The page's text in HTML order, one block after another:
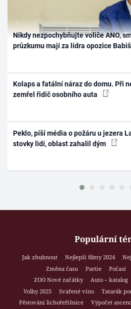
Nikdy nezpochybňujte voliče ANO,
průzkumu mají za lídra opozice
Kolaps a fatální náraz do domu. Při
zemřel řidič osobního auta
Peklo, píší média o požáru u jezera
stovky lidí, oblast zahalil dým
Populární
Jak zhubnout Nejlepší filmy 2024
Změna času
Partie Počasí
ZOO Nové začátky
Auto – katalog
Volby 2025
Svařené víno Tatarák
Pěstování lichořeřišnice
Výpočet